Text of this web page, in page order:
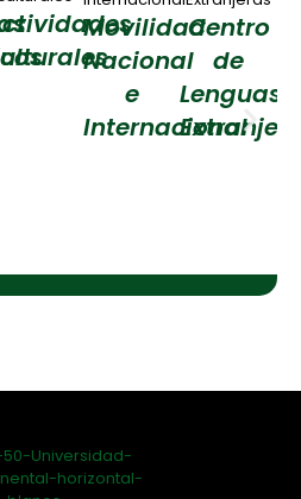
Movilidad
Nacional
e
Internacional
Centro
de
Lenguas